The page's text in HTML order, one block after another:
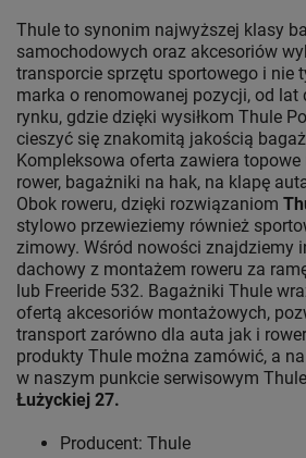
Thule to synonim najwyższej klasy
samochodowych oraz akcesoriów
transporcie sprzętu sportowego i nie
marka o renomowanej pozycji, od
rynku, gdzie dzięki wysiłkom Thule
cieszyć się znakomitą jakością
Kompleksowa oferta zawiera
rower, bagażniki na hak, na klapę
Obok roweru, dzięki rozwiązaniom
stylowo przewieziemy również
zimowy. Wśród nowości znajdziemy
dachowy z montażem roweru za
lub Freeride 532. Bagażniki Thule
ofertą akcesoriów montażowych,
transport zarówno dla auta jak i
produkty Thule można zamówić, a
w naszym punkcie serwisowym Thule
Łużyckiej 27.
Producent: Thule